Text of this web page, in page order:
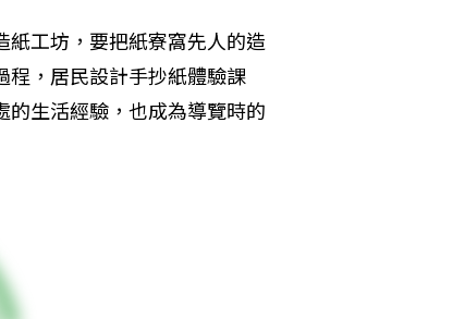
工坊，要把紙寮窩先人的造
程，居民設計手抄紙體驗課
生活經驗，也成為導覽時的